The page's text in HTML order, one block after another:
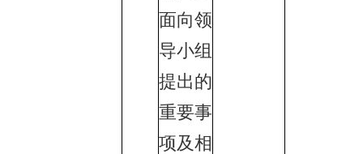
面向领
导小组
提出的
重要事
项及相